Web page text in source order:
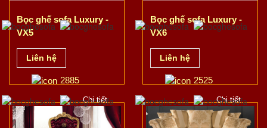
Bọc ghế sofa Luxury -
VX5
Liên hệ
2885
Chi tiết
Bọc ghế sofa Luxury -
VX6
Liên hệ
2525
Chi tiết